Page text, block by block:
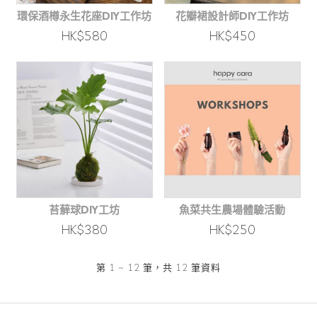
環保酒樽永生花座DIY工作坊
HK$580
花瓣裙設計師DIY工作坊
HK$450
苔蘚球DIY工坊
HK$380
魚菜共生農場體驗活動
HK$250
第 1 ~ 12 筆，共 12 筆資料